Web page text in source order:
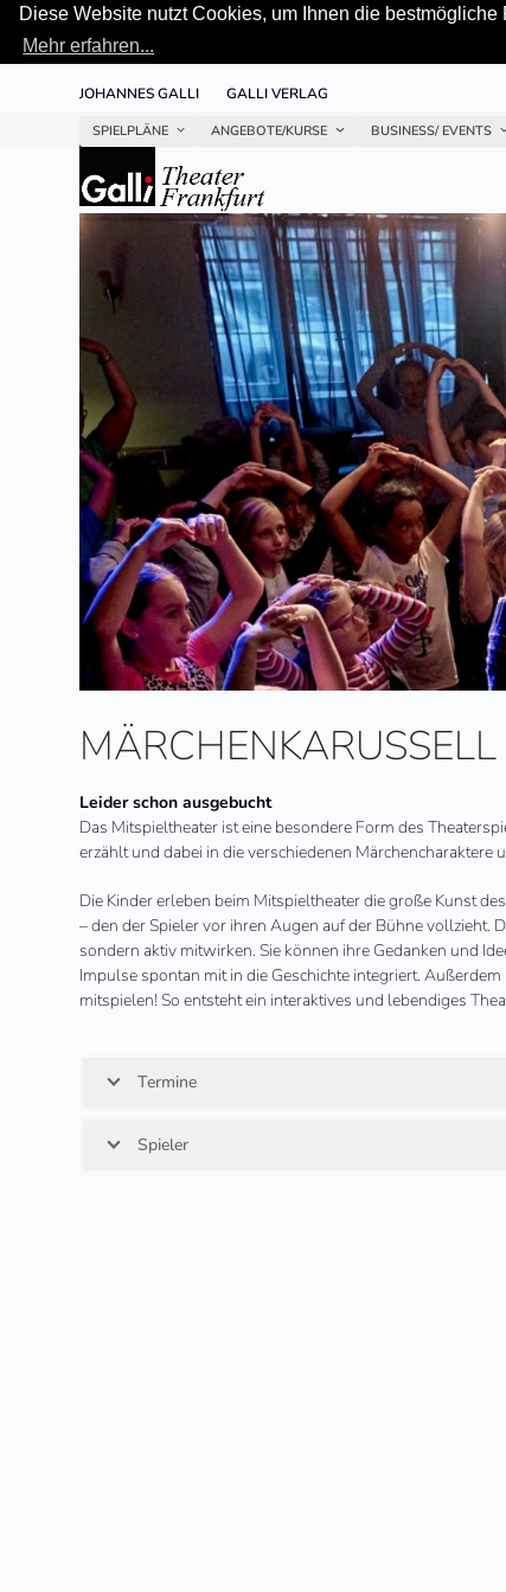
Diese Website nutzt Cookies, um Ihnen die
Mehr erfahren...
JOHANNES GALLI GALLI VERLAG
SPIELPLÄNE ANGEBOTE/KURSE BUSINESS/ EVENTS
MÄRCHENKARUSSELL
Leider schon ausgebucht
Das Mitspieltheater ist eine besondere Form des
erzählt und dabei in die verschiedenen Märchencharaktere
Die Kinder erleben beim Mitspieltheater die große Kunst
– den der Spieler vor ihren Augen auf der Bühne vollzieht.
sondern aktiv mitwirken. Sie können ihre Gedanken und
Impulse spontan mit in die Geschichte integriert.
mitspielen! So entsteht ein interaktives und lebendiges
Termine
Spieler